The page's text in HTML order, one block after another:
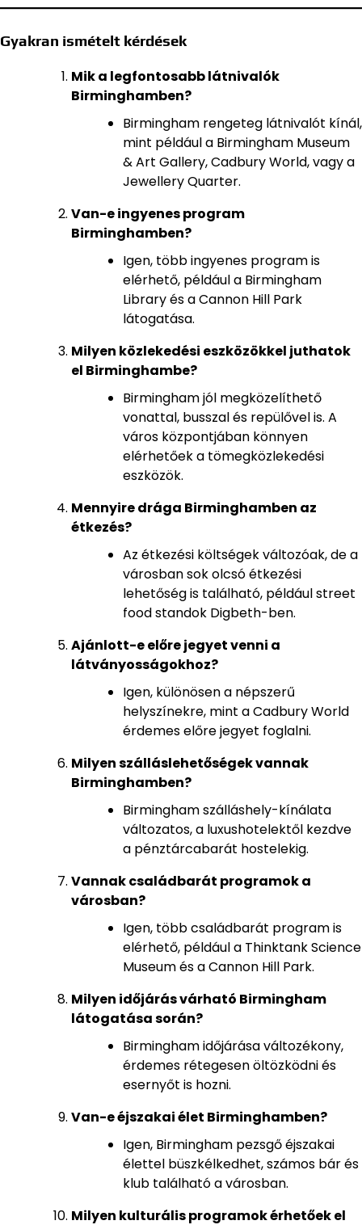
Gyakran ismételt kérdések
Mik a legfontosabb látnivalók
Birminghamben?
Birmingham rengeteg látnivalót kínál,
mint például a Birmingham Museum
& Art Gallery, Cadbury World, vagy a
Jewellery Quarter.
Van-e ingyenes program
Birminghamben?
Igen, több ingyenes program is
elérhető, például a Birmingham
Library és a Cannon Hill Park
látogatása.
Milyen közlekedési eszközökkel juthatok
el Birminghambe?
Birmingham jól megközelíthető
vonattal, busszal és repülővel is. A
város központjában könnyen
elérhetőek a tömegközlekedési
eszközök.
Mennyire drága Birminghamben az
étkezés?
Az étkezési költségek változóak, de a
városban sok olcsó étkezési
lehetőség is található, például street
food standok Digbeth-ben.
Ajánlott-e előre jegyet venni a
látványosságokhoz?
Igen, különösen a népszerű
helyszínekre, mint a Cadbury World
érdemes előre jegyet foglalni.
Milyen szálláslehetőségek vannak
Birminghamben?
Birmingham szálláshely-kínálata
változatos, a luxushotelektől kezdve
a pénztárcabarát hostelekig.
Vannak családbarát programok a
városban?
Igen, több családbarát program is
elérhető, például a Thinktank Science
Museum és a Cannon Hill Park.
Milyen időjárás várható Birmingham
látogatása során?
Birmingham időjárása változékony,
érdemes rétegesen öltözködni és
esernyőt is hozni.
Van-e éjszakai élet Birminghamben?
Igen, Birmingham pezsgő éjszakai
élettel büszkélkedhet, számos bár és
klub található a városban.
Milyen kulturális programok érhetőek el